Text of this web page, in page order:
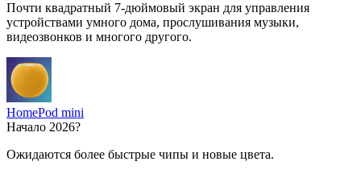
Почти квадратный 7-дюймовый экран для управления
устройствами умного дома, прослушивания музыки,
видеозвонков и многого другого.
HomePod mini
Начало 2026?
Ожидаются более быстрые чипы и новые цвета.